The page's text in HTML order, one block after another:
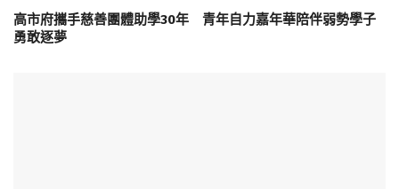
高市府攜手慈善團體助學30年 青年自力嘉年華陪伴弱勢學子
勇敢逐夢